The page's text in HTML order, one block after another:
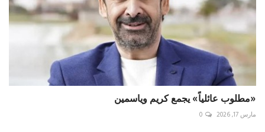
«مطلوب عائلياً» يجمع كريم وياسمين
مارس 17, 2026 0